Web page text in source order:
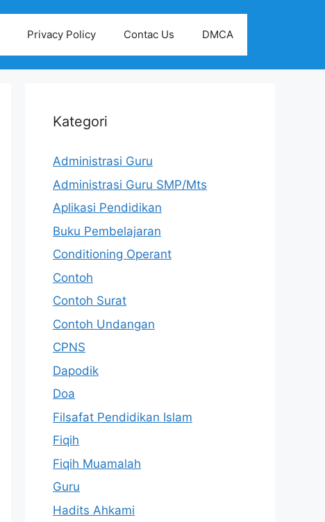
Privacy Policy Contac Us DMCA
Kategori
Administrasi Guru
Administrasi Guru SMP/Mts
Aplikasi Pendidikan
Buku Pembelajaran
Conditioning Operant
Contoh
Contoh Surat
Contoh Undangan
CPNS
Dapodik
Doa
Filsafat Pendidikan Islam
Fiqih
Fiqih Muamalah
Guru
Hadits Ahkami